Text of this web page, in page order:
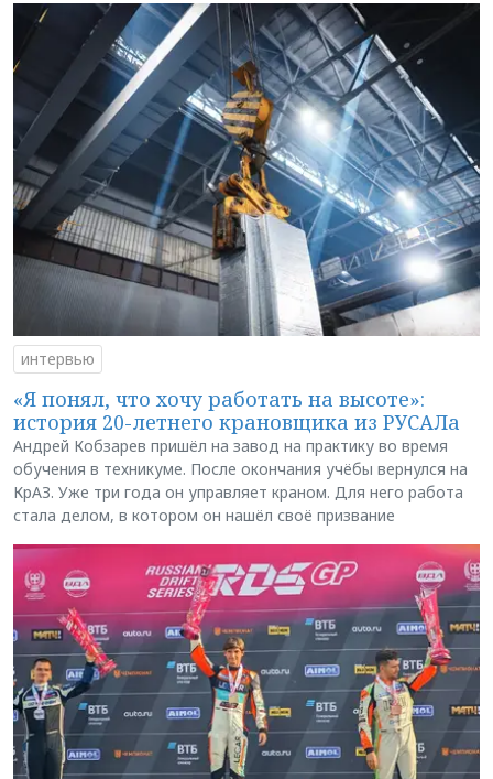
интервью
«Я понял, что хочу работать на высоте»:
история 20-летнего крановщика из РУСАЛа
Андрей Кобзарев пришёл на завод на практику во время
обучения в техникуме. После окончания учёбы вернулся на
КрАЗ. Уже три года он управляет краном. Для него работа
стала делом, в котором он нашёл своё призвание